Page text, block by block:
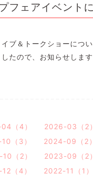
フェアイベント
ブ＆トークショーについ
たので、お知らせします
（4） 2026-03（2）
（3） 2024-09（2）
（2） 2023-09（2）
（4） 2022-11（1）